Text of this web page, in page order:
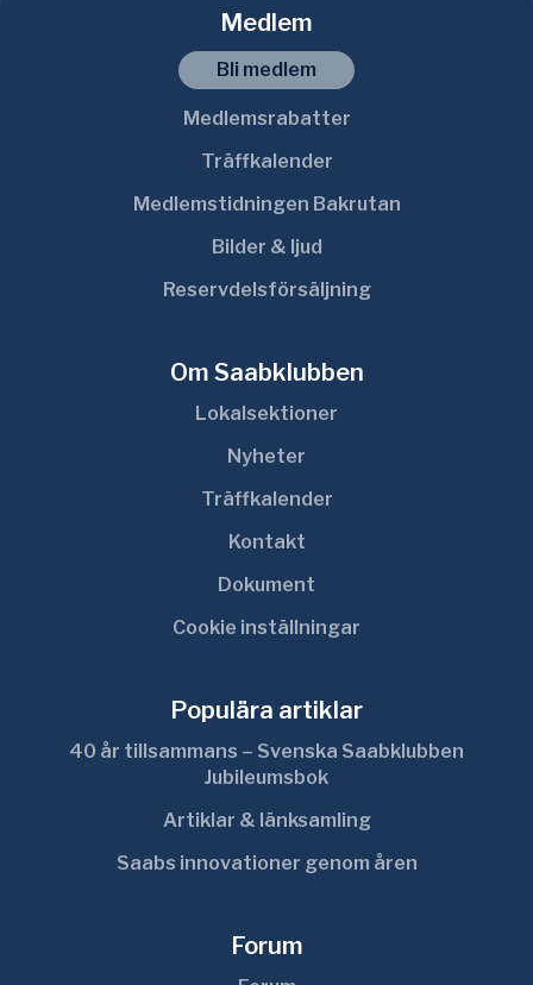
Medlem
Bli medlem
Medlemsrabatter
Träffkalender
Medlemstidningen Bakrutan
Bilder & ljud
Reservdelsförsäljning
Om Saabklubben
Lokalsektioner
Nyheter
Träffkalender
Kontakt
Dokument
Cookie inställningar
Populära artiklar
40 år tillsammans – Svenska Saabklubben
Jubileumsbok
Artiklar & länksamling
Saabs innovationer genom åren
Forum